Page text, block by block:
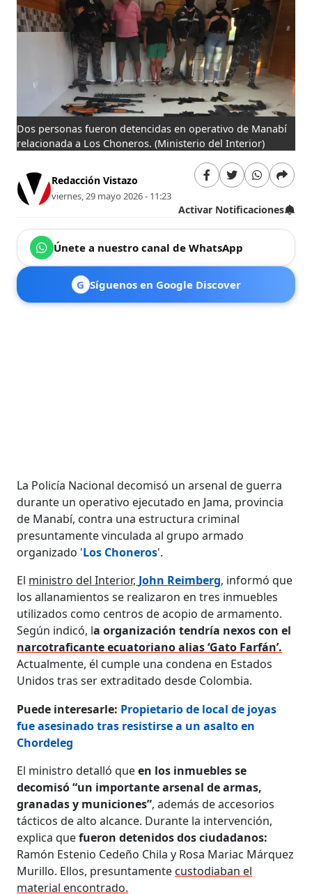
Dos personas fueron detencidas en operativo de Manabí
relacionada a Los Choneros. (Ministerio del Interior)
Redacción Vistazo
viernes, 29 mayo 2026 - 11:23
Activar Notificaciones
Únete a nuestro canal de WhatsApp
G Síguenos en Google Discover
La Policía Nacional decomisó un arsenal de guerra
durante un operativo ejecutado en Jama, provincia
de Manabí, contra una estructura criminal
presuntamente vinculada al grupo armado
organizado 'Los Choneros'.
El ministro del Interior, John Reimberg, informó que
los allanamientos se realizaron en tres inmuebles
utilizados como centros de acopio de armamento.
Según indicó, la organización tendría nexos con el
narcotraficante ecuatoriano alias ‘Gato Farfán’.
Actualmente, él cumple una condena en Estados
Unidos tras ser extraditado desde Colombia.
Puede interesarle: Propietario de local de joyas
fue asesinado tras resistirse a un asalto en
Chordeleg
El ministro detalló queen los inmuebles se
decomisó “un importante arsenal de armas,
granadas y municiones”, además de accesorios
tácticos de alto alcance. Durante la intervención,
explica quefueron detenidos dos ciudadanos:
Ramón Estenio Cedeño Chila y Rosa Mariac Márquez
Murillo. Ellos, presuntamente custodiaban el
material encontrado.